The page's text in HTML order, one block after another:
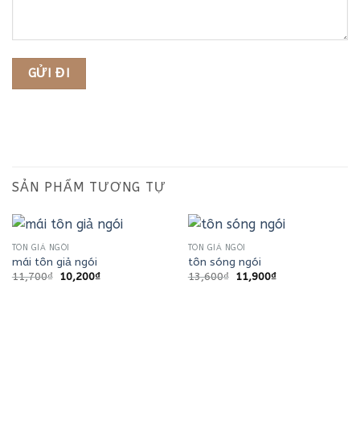
SẢN PHẨM TƯƠNG TỰ
TÔN GIẢ NGÓI
mái tôn giả ngói
11,700₫ Giá
10,200₫Giá
TÔN GIẢ NGÓI
tôn sóng ngói
13,600₫ Giá
11,900₫Giá